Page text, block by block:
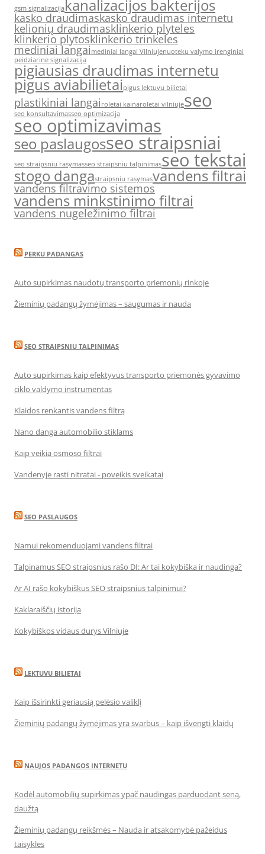
gsm signalizacijakanalizacijos bakterijos
kasko draudimaskasko draudimas internetu
kelionių draudimasklinkerio plyteles
klinkerio plytosklinkerio trinkeles
mediniai langai mediniai langai Vilniujenuoteku valymo irenginiai
peidziarine signalizacija
pigiausias draudimas internetu
pigus aviabilietaipigus lektuvu bilietai
plastikiniai langai roletai kainaroletai vilniujeseo
seo konsultavimasseo optimizacija
seo optimizavimas
seo paslaugosseo straipsniai
seo straipsniu rasymasseo straipsniu talpinimasseo tekstai
stogo dangastraipsniu rasymasvandens filtrai
vandens filtravimo sistemos
vandens minkstinimo filtrai
vandens nugeležinimo filtrai
PERKU PADANGAS
Auto supirkimas naudotų transporto priemonių rinkoje
Žieminių padangų žymėjimas – saugumas ir nauda
SEO STRAIPSNIU TALPINIMAS
Auto supirkimas kaip efektyvus transporto priemonės gyvavimo
ciklo valdymo instrumentas
Klaidos renkantis vandens filtrą
Nano danga automobilio stiklams
Kaip veikia osmoso filtrai
Vandenyje rasti nitratai - poveikis sveikatai
SEO PASLAUGOS
Namui rekomenduojami vandens filtrai
Talpinamus SEO straipsnius rašo DI: Ar tai kokybiška ir naudinga?
Ar AI rašo kokybiškus SEO straipsnius talpinimui?
Kaklaraiščių istorija
Kokybiškos vidaus durys Vilniuje
LEKTUVU BILIETAI
Kaip išsirinkti geriausią pelėsio valiklį
Žieminių padangų žymėjimas yra svarbus – kaip išvengti klaidų
NAUJOS PADANGOS INTERNETU
Kodėl automobilių supirkimas ypač naudingas parduodant seną,
daužtą
Žieminių padangų reikšmės – Nauda ir atsakomybė pažeidus
taisykles